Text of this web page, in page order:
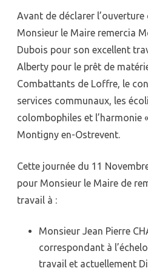
Avant de déclarer
Monsieur le Maire remercia
Dubois pour son excellent
Alberty pour le prêt de
Combattants de Loffre, le
services communaux, les
colombophiles et l’harmonie
Montigny en-Ostrevent.
Cette journée du 11
pour Monsieur le Maire de
travail à :
Monsieur Jean Pierre
correspondant à
travail et actuellement